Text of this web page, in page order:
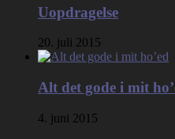
Uopdragelse
20. juli 2015
Alt det gode i mit
4. juni 2015